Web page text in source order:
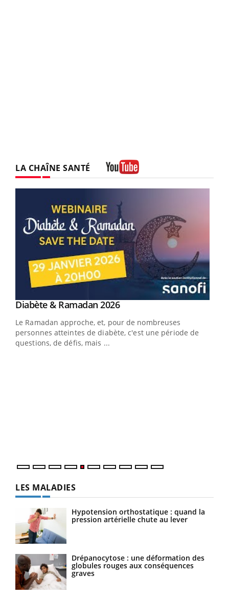
LA CHAÎNE SANTÉ
Youtube
Diabète & Ramadan 2026Youtube
Le Ramadan approche, et, pour de nombreuses
personnes atteintes de diabète, c'est une période de
questions, de défis, mais ...
LES MALADIES
Hypotension orthostatique : quand la
pression artérielle chute au lever
Drépanocytose : une déformation des
globules rouges aux conséquences
graves